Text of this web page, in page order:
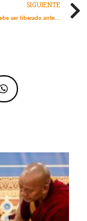
SIGUIENTE
Brooklyn Rivera debe ser liberado antes de que sea demasiado tarde